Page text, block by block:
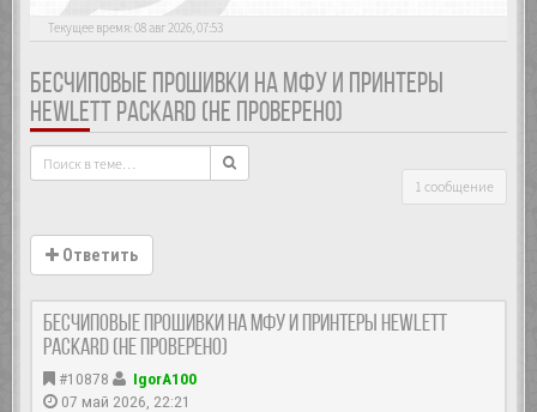
Текущее время: 08 авг 2026, 07:53
БЕСЧИПОВЫЕ ПРОШИВКИ НА МФУ И ПРИНТЕРЫ
HEWLETT PACKARD (НЕ ПРОВЕРЕНО)
1 сообщение
Ответить
Бесчиповые прошивки на МФУ и принтеры Hewlett
Packard (не проверено)
#10878
IgorA100
07 май 2026, 22:21